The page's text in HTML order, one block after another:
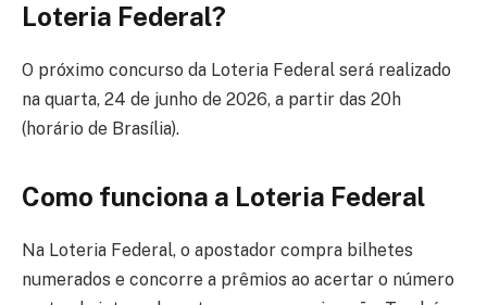
Loteria Federal?
O próximo concurso da Loteria Federal será realizado
na quarta, 24 de junho de 2026, a partir das 20h
(horário de Brasília).
Como funciona a Loteria Federal
Na Loteria Federal, o apostador compra bilhetes
numerados e concorre a prêmios ao acertar o número